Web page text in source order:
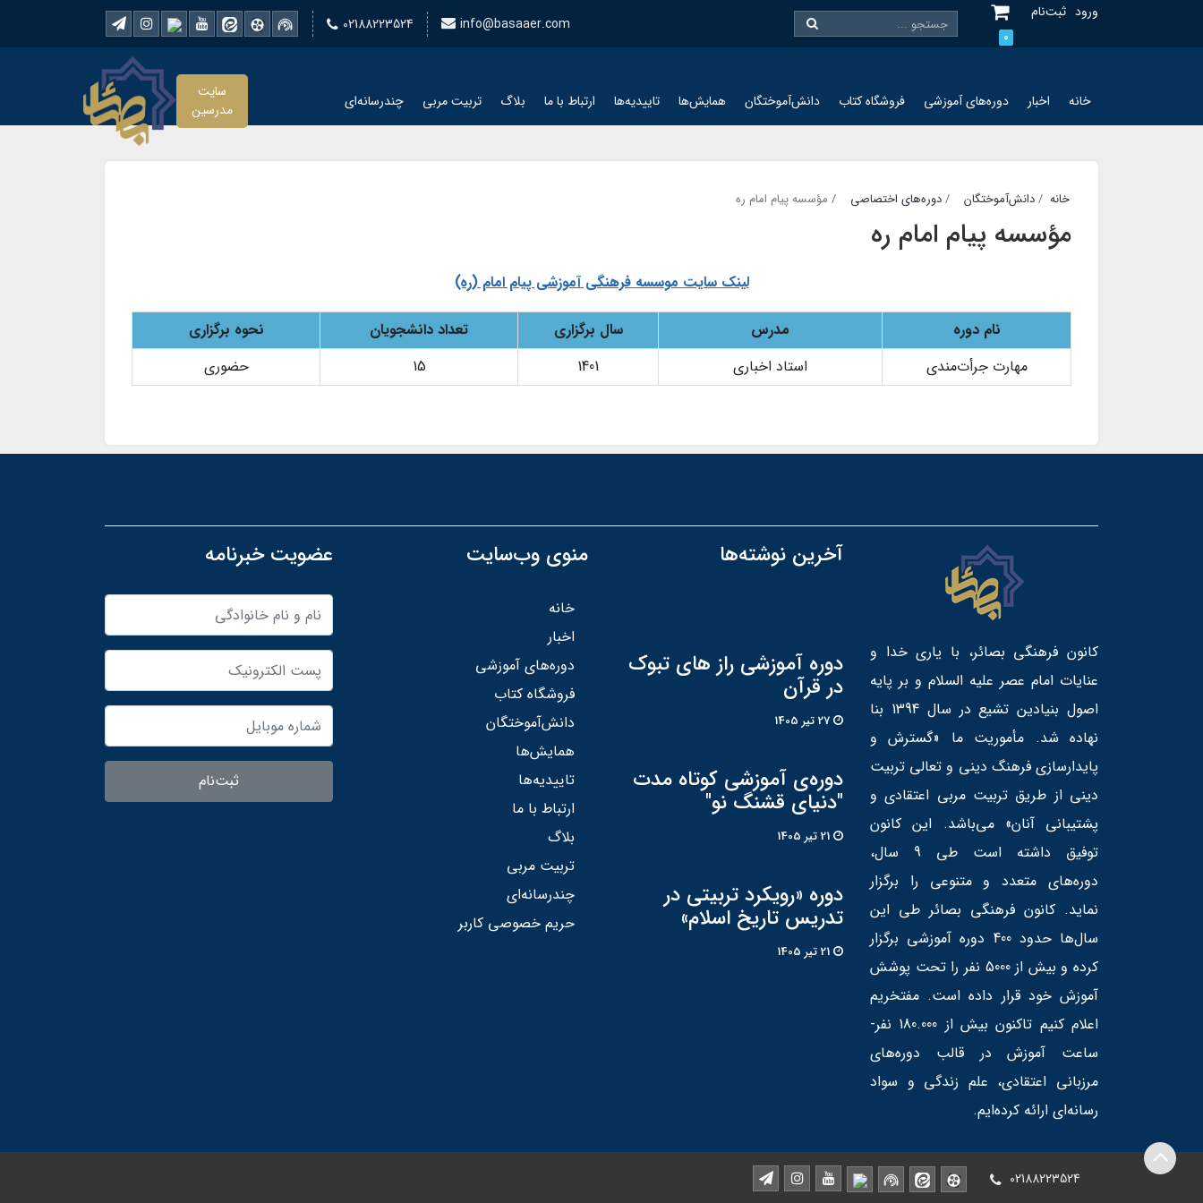
ورود ثبت‌نام
0
02188223524 info@basaaer.com
خانه اخبار دوره‌های آموزشی فروشگاه کتاب دانش‌آموختگان همایش‌ها تاییدیه‌ها ارتباط با ما بلاگ تربیت مربی چندرسانه‌ای
سایت
مدرسین
خانه دانش‌آموختگان دوره‌های اختصاصی مؤسسه پیام امام ره
مؤسسه پیام امام ره
لینک سایت موسسه فرهنگی آموزشی پیام امام (ره)
نام دوره مدرس سال برگزاری تعداد دانشجویان
نحوه برگزاری
مهارت جرأت‌مندی
استاد اخباری 1401
15 حضوری
کانون فرهنگی بصائر، با یاری خدا و
عنایات امام عصر علیه السلام و بر پایه
اصول بنیادین تشیع در سال 1394 بنا
نهاده شد. مأموریت ما «گسترش و
پایدارسازی فرهنگ دینی و تعالی تربیت
دینی از طریق تربیت مربی اعتقادی و
پشتیبانی آنان» می‌باشد. این کانون
توفیق داشته است طی 9 سال،
دوره‌های متعدد و متنوعی را برگزار
نماید. کانون فرهنگی بصائر طی این
سال‌ها حدود 400 دوره آموزشی برگزار
کرده و بیش از 5000 نفر را تحت پوشش
آموزش خود قرار داده است. مفتخریم
اعلام کنیم تاکنون بیش از 180.000 نفر-
ساعت آموزش در قالب دوره‌های
مرزبانی اعتقادی، علم زندگی و سواد
رسانه‌ای ارائه کرده‌ایم.
آخرین نوشته‌ها
دوره آموزشی راز های تبوک
در قرآن
دوره‌ی آموزشی کوتاه مدت
"دنیای قشنگ نو"
دوره «رویکرد تربیتی در
تدریس تاریخ اسلام»
منوی وب‌سایت
خانه
اخبار
دوره‌های آموزشی
فروشگاه کتاب
دانش‌آموختگان
همایش‌ها
تاییدیه‌ها
ارتباط با ما
بلاگ
تربیت مربی
چندرسانه‌ای
حریم خصوصی کاربر
عضویت خبرنامه
ثبت‌نام
02188223524